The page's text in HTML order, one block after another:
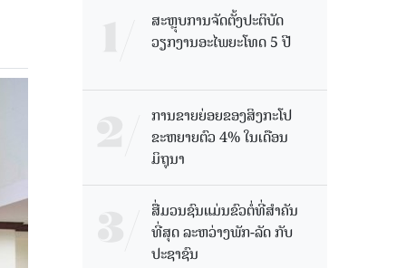
ສະຫຼຸບການຈັດຕັ້ງປະຕິບັດ
ວຽກງານອະໄພຍະໂທດ 5 ປີ
ການຂາຍຍ່ອຍຂອງສິງກະໂປ
ຂະຫຍາຍຕົວ 4% ໃນເດືອນ
ມິຖຸນາ
ສື່ມວນຊົນແມ່ນຂົວຕໍ່ທີ່ສໍາຄັນ
ທີ່ສຸດ ລະຫວ່າງພັກ-ລັດ ກັບ
ປະຊາຊົນ